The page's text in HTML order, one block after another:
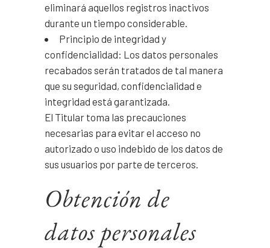
eliminará aquellos registros inactivos
durante un tiempo considerable.
Principio de integridad y
confidencialidad: Los datos personales
recabados serán tratados de tal manera
que su seguridad, confidencialidad e
integridad está garantizada.
El Titular toma las precauciones
necesarias para evitar el acceso no
autorizado o uso indebido de los datos de
sus usuarios por parte de terceros.
Obtención de
datos personales